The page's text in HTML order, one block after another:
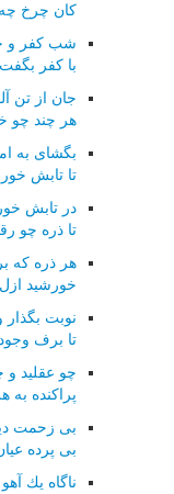
كان چرخ
شب كفر و
با كفر
جان از تن
هر چند چو
بگشای به
تا تابش
در تابش
تا ذره چو
هر ذره كه
خورشید
نوبت
تا برف
چو عقلید و
پراكنده به
بی زحمت
بی پرده
ناگاه یك